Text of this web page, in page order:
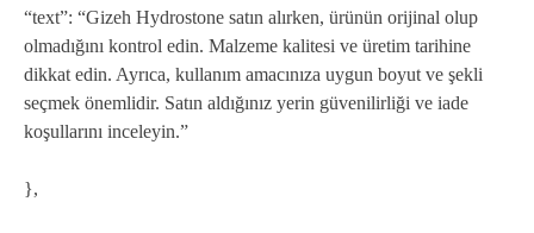
“text”: “Gizeh Hydrostone satın alırken, ürünün orijinal olup
olmadığını kontrol edin. Malzeme kalitesi ve üretim tarihine
dikkat edin. Ayrıca, kullanım amacınıza uygun boyut ve şekli
seçmek önemlidir. Satın aldığınız yerin güvenilirliği ve iade
koşullarını inceleyin.”
},